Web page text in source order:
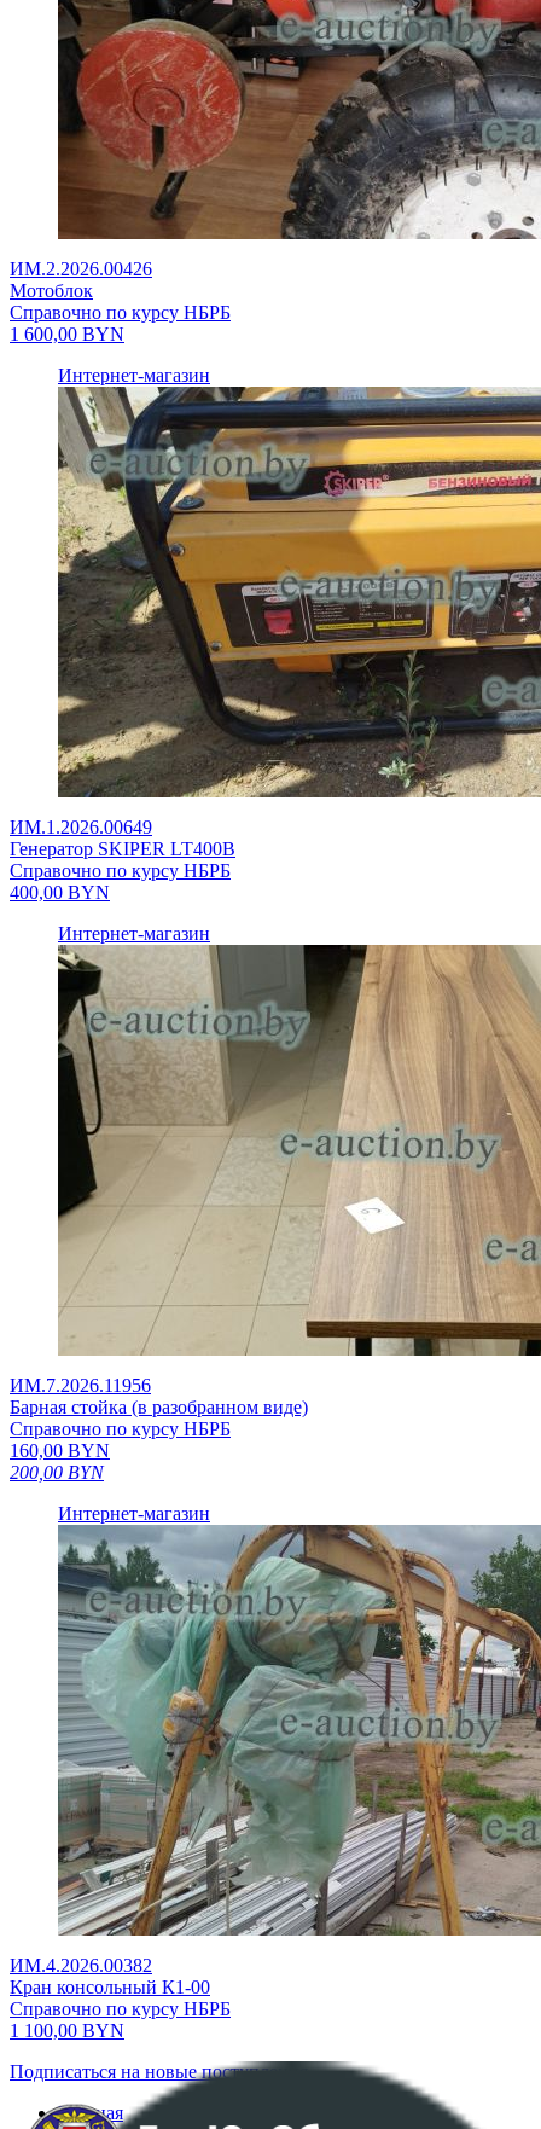
ИМ.2.2026.00426
Мотоблок
Справочно по курсу НБРБ
1 600,00 BYN
Интернет-магазин
ИМ.1.2026.00649
Генератор SKIPER LT400В
Справочно по курсу НБРБ
400,00 BYN
Интернет-магазин
ИМ.7.2026.11956
Барная стойка (в разобранном виде)
Справочно по курсу НБРБ
160,00 BYN
200,00 BYN
Интернет-магазин
ИМ.4.2026.00382
Кран консольный К1-00
Справочно по курсу НБРБ
1 100,00 BYN
Подписаться на новые поступления
Главная